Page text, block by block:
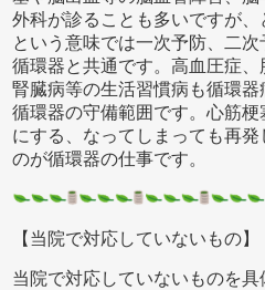
外科が診ることも多いですが
という意味では一次予防、二
循環器と共通です。高血圧症
腎臓病等の生活習慣病も循環
循環器の守備範囲です。心筋
にする、なってしまっても再
のが循環器の仕事です。
【当院で対応していないもの】
当院で対応していないものを